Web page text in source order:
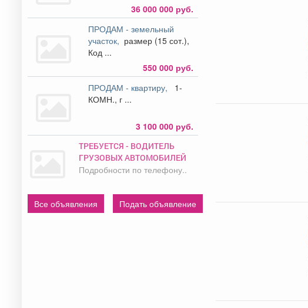
36 000 000 руб.
ПРОДАМ - земельный
участок, размер (15 сот.),
Код ...
550 000 руб.
ПРОДАМ - квартиру,
1-
КОМН., г ...
3 100 000 руб.
ТРЕБУЕТСЯ - ВОДИТЕЛЬ
ГРУЗОВЫХ АВТОМОБИЛЕЙ
Подробности по телефону..
Все объявления Подать объявление